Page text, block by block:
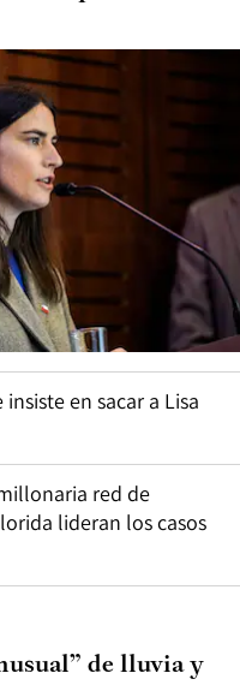
en sacar a Lisa
red de
lideran los casos
de lluvia y